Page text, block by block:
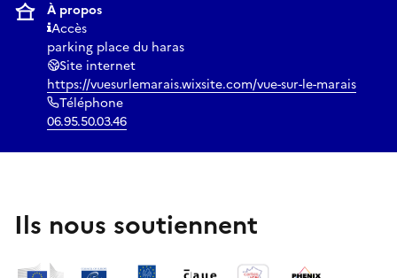
À propos
Accès
parking place du haras
Site internet
https://vuesurlemarais.wixsite.com/vue-sur-le-marais
Téléphone
06.95.50.03.46
Ils nous soutiennent